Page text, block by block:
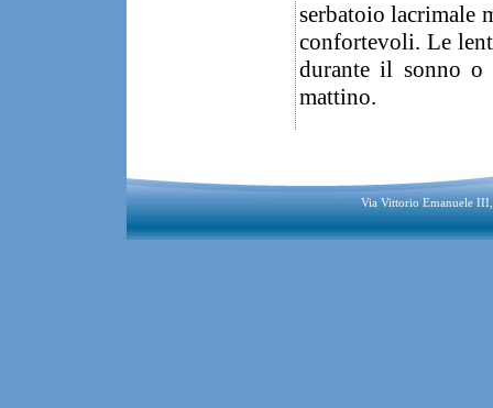
serbatoio lacrimale
confortevoli. Le
durante il sonno o
mattino.
Via Vittorio Emanuele